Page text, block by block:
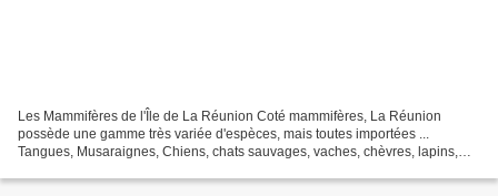
Les Mammifères de l'Île de La Réunion Coté mammifères, La Réunion
possède une gamme très variée d'espèces, mais toutes importées ...
Tangues, Musaraignes, Chiens, chats sauvages, vaches, chèvres, lapins,